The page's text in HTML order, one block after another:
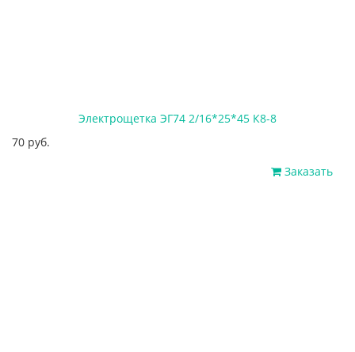
Электрощетка ЭГ74 2/16*25*45 К8-8
70 руб.
Заказать